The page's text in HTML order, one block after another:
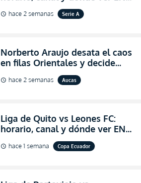
VIVO la Fecha 22 de la LigaPro
2026
schedule hace 2 semanas Serie A
Norberto Araujo desata el caos
en filas Orientales y decide
abandonar la dirección técnica
de Aucas
schedule hace 2 semanas Aucas
Liga de Quito vs Leones FC:
horario, canal y dónde ver EN
VIVO los octavos de final de la
Copa Ecuador 2026
schedule hace 1 semana Copa Ecuador